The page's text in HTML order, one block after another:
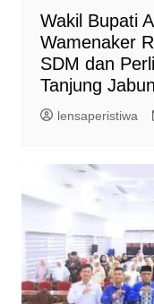
Wakil Bupati
Wamenaker
SDM dan
Tanjung
lensaperistiwa